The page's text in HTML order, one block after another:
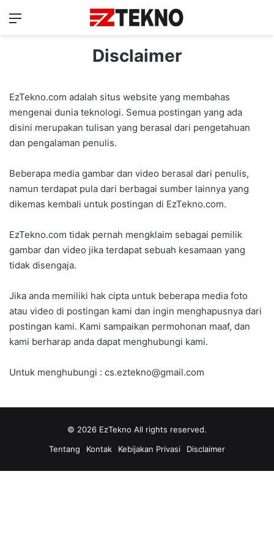
Menu
Disclaimer
EzTekno.com adalah situs website yang membahas
mengenai dunia teknologi. Semua postingan yang ada
disini merupakan tulisan yang berasal dari pengetahuan
dan pengalaman penulis.
Beberapa media gambar dan video berasal dari penulis,
namun terdapat pula dari berbagai sumber lainnya yang
dikemas kembali untuk postingan di EzTekno.com.
EzTekno.com tidak pernah mengklaim sebagai pemilik
gambar dan video jika terdapat sebuah kesamaan yang
tidak disengaja.
Jika anda memiliki hak cipta untuk beberapa media foto
atau video di postingan kami dan ingin menghapusnya dari
postingan kami. Kami sampaikan permohonan maaf, dan
kami berharap anda dapat menghubungi kami.
Untuk menghubungi : cs.eztekno@gmail.com
© 2026 EzTekno All rights reserved.
Tentang
Kontak Kebijakan Privasi Disclaimer